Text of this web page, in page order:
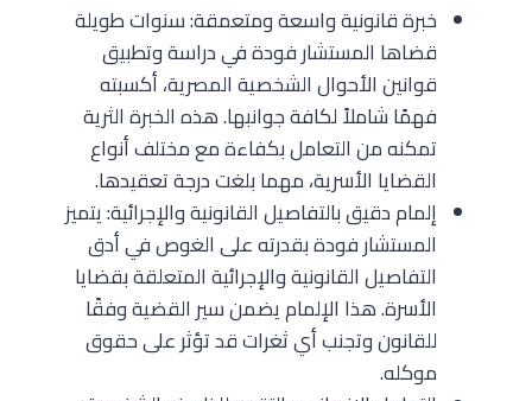
خبرة قانونية واسعة ومتعمقة: سنوات طويلة
قضاها المستشار فودة في دراسة وتطبيق
قوانين الأحوال الشخصية المصرية، أكسبته
فهمًا شاملاً لكافة جوانبها. هذه الخبرة الثرية
تمكنه من التعامل بكفاءة مع مختلف أنواع
القضايا الأسرية، مهما بلغت درجة تعقيدها.
إلمام دقيق بالتفاصيل القانونية والإجرائية: يتميز
المستشار فودة بقدرته على الغوص في أدق
التفاصيل القانونية والإجرائية المتعلقة بقضايا
الأسرة. هذا الإلمام يضمن سير القضية وفقًا
للقانون وتجنب أي ثغرات قد تؤثر على حقوق
موكله.